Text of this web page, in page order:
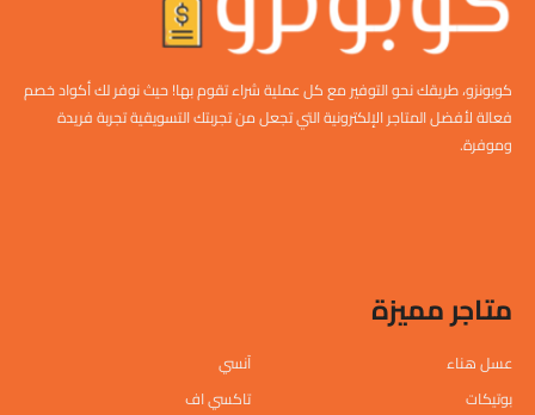
كوبونزو، طريقك نحو التوفير مع كل عملية شراء تقوم بها! حيث نوفر لك أكواد خصم
فعالة لأفضل المتاجر الإلكترونية التي تجعل من تجربتك التسويقية تجربة فريدة
وموفرة.
متاجر مميزة
عسل هناء
آنسي
بوتيكات
تاكسي اف